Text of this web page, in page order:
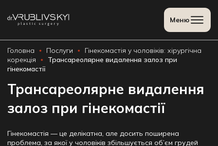
Meню
Головна Послуги
Гінекомастія у чоловіків: хірургічна
корекція
Трансареолярне видалення залоз при
гінекомастії
Трансареолярне видалення
залоз при гінекомастії
Гінекомастія — це делікатна, але досить поширена
проблема, за якої у чоловіків збільшується об’єм грудей